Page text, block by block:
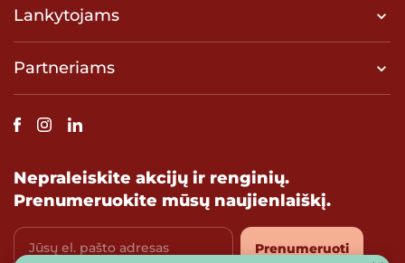
Lankytojams
Partneriams
Nepraleiskite akcijų ir renginių.
Prenumeruokite mūsų naujienlaiškį.
Jūsų el. pašto adresas Prenumeruoti